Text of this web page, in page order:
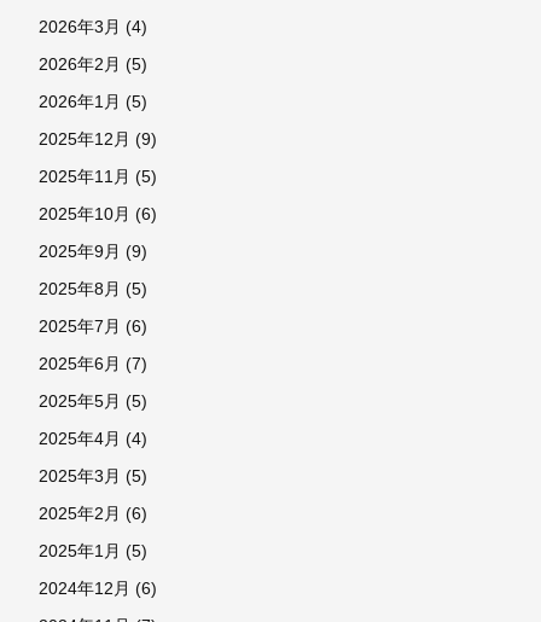
2026年3月 (4)
2026年2月 (5)
2026年1月 (5)
2025年12月 (9)
2025年11月 (5)
2025年10月 (6)
2025年9月 (9)
2025年8月 (5)
2025年7月 (6)
2025年6月 (7)
2025年5月 (5)
2025年4月 (4)
2025年3月 (5)
2025年2月 (6)
2025年1月 (5)
2024年12月 (6)